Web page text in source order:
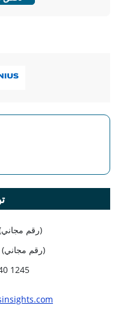
+1 833 909 2966 (رقم مجاني)
+44 808 502 0280 (رقم مجاني)
1245